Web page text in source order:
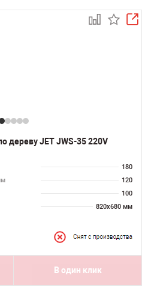
дереву JET JWS-35 220V
180
120
100
820х680 мм
В один клик